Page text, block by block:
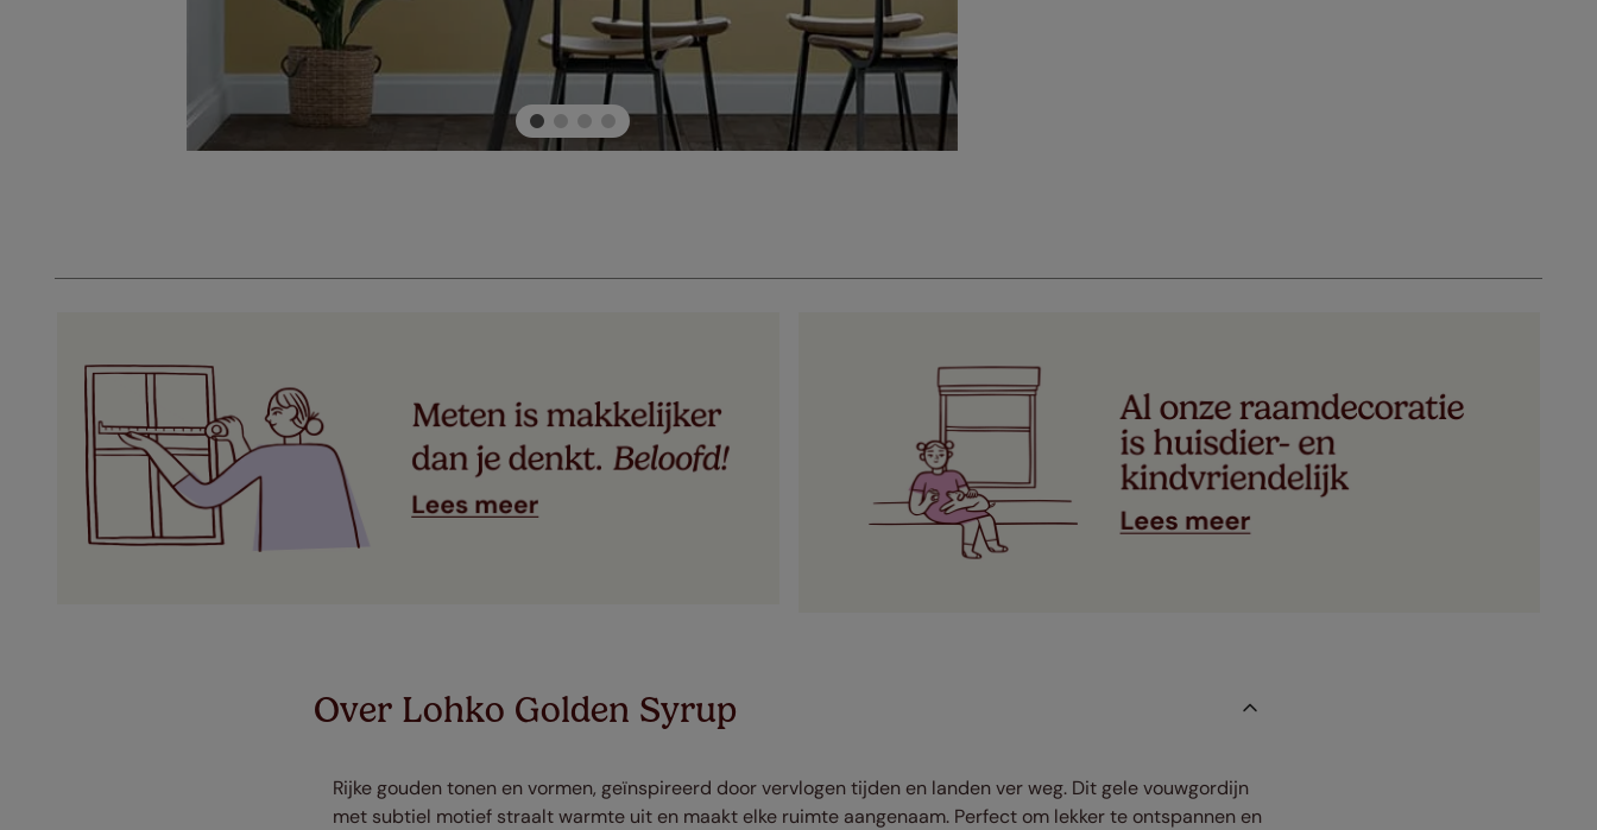
Over Lohko Golden Syrup
Rijke gouden tonen en vormen, geïnspireerd door vervlogen tijden en landen ver weg. Dit gele vouwgordijn
met subtiel motief straalt warmte uit en maakt elke ruimte aangenaam. Perfect om lekker te ontspannen en